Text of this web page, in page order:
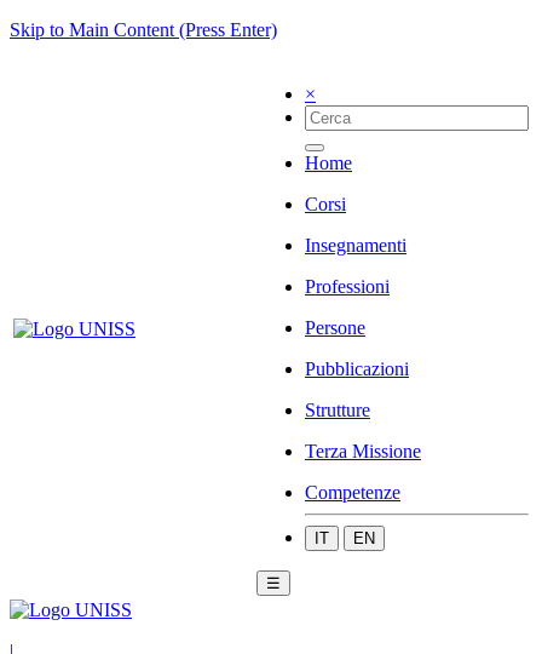
Skip to Main Content (Press Enter)
×
Home
Corsi
Insegnamenti
Professioni
Persone
Pubblicazioni
Strutture
Terza Missione
Competenze
IT EN
☰